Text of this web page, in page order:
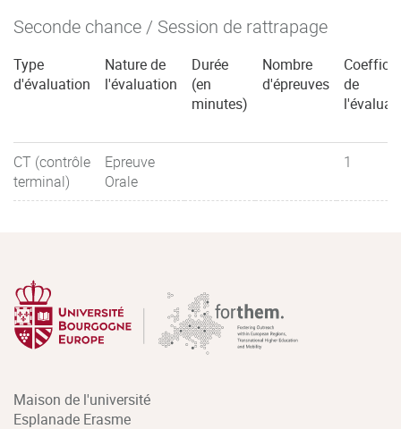
Seconde chance / Session de rattrapage
Type
d'évaluation
Nature de
l'évaluation
Durée
(en
minutes)
Nombre
d'épreuves
de
CT (contrôle
terminal)
Epreuve
Orale
1
Maison de l'université
Esplanade Erasme